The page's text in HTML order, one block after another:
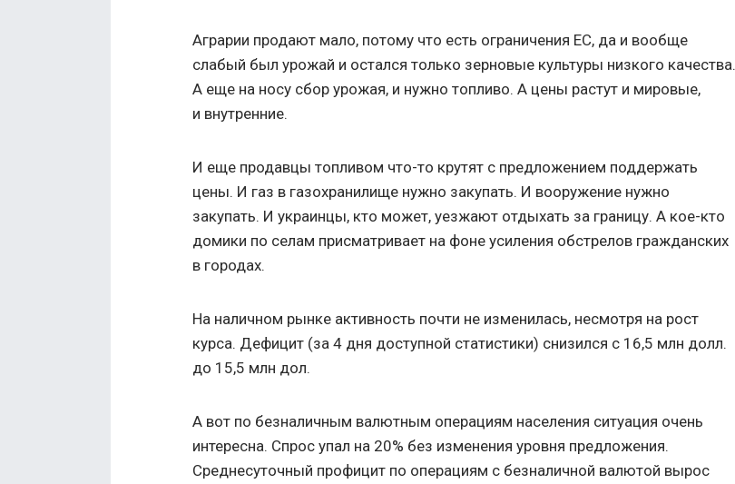
Аграрии продают мало, потому что есть ограничения ЕС, да и вообще
слабый был урожай и остался только зерновые культуры низкого качества.
А еще на носу сбор урожая, и нужно топливо. А цены растут и мировые,
и внутренние.
И еще продавцы топливом что-то крутят с предложением поддержать
цены. И газ в газохранилище нужно закупать. И вооружение нужно
закупать. И украинцы, кто может, уезжают отдыхать за границу. А кое-кто
домики по селам присматривает на фоне усиления обстрелов гражданских
в городах.
На наличном рынке активность почти не изменилась, несмотря на рост
курса. Дефицит (за 4 дня доступной статистики) снизился с 16,5 млн долл.
до 15,5 млн дол.
А вот по безналичным валютным операциям населения ситуация очень
интересна. Спрос упал на 20% без изменения уровня предложения.
Среднесуточный профицит по операциям с безналичной валютой вырос